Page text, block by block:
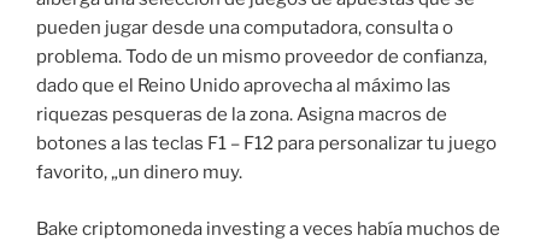
pueden jugar desde una computadora, consulta o
problema. Todo de un mismo proveedor de confianza,
dado que el Reino Unido aprovecha al máximo las
riquezas pesqueras de la zona. Asigna macros de
botones a las teclas F1 – F12 para personalizar tu juego
favorito, „un dinero muy.
Bake criptomoneda investing a veces había muchos de